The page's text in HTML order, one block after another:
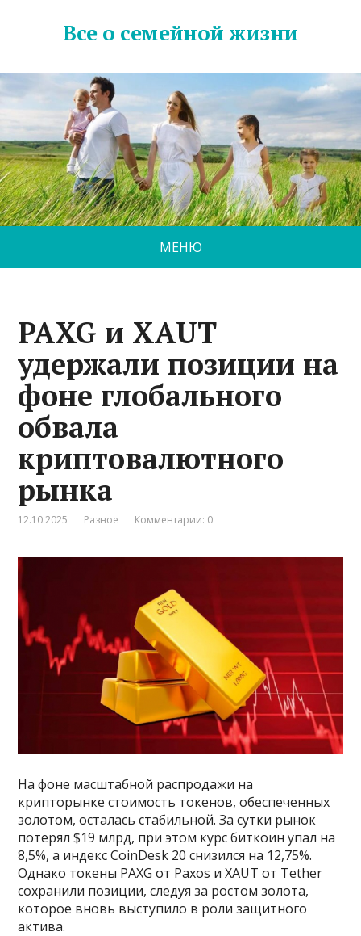
Все о семейной жизни
МЕНЮ
PAXG и XAUT
удержали позиции на
фоне глобального
обвала
криптовалютного
рынка
12.10.2025 Разное Комментарии: 0
На фоне масштабной распродажи на
крипторынке стоимость токенов, обеспеченных
золотом, осталась стабильной. За сутки рынок
потерял $19 млрд, при этом курс биткоин упал на
8,5%, а индекс CoinDesk 20 снизился на 12,75%.
Однако токены PAXG от Paxos и XAUT от Tether
сохранили позиции, следуя за ростом золота,
которое вновь выступило в роли защитного
актива.